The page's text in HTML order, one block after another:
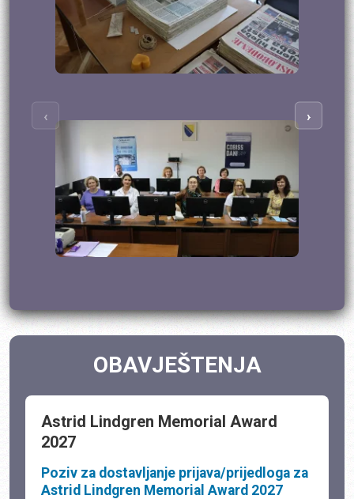
‹ ›
OBAVJEŠTENJA
Astrid Lindgren Memorial Award
2027
Poziv za dostavljanje prijava/prijedloga za
Astrid Lindgren Memorial Award 2027